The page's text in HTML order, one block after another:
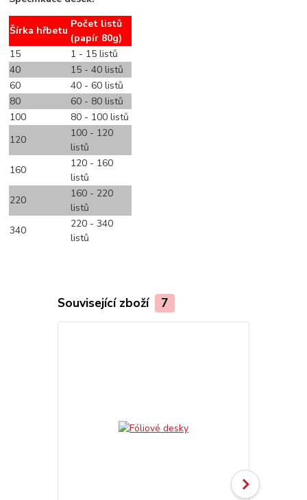
Šírka hřbetu
Počet listů
(papír 80g)
15
1 - 15 listů
40
15 - 40 listů
60
40 - 60 listů
80
60 - 80 listů
100
80 - 100 listů
120
100 - 120
listů
160
120 - 160
listů
220
160 - 220
listů
340
220 - 340
listů
Související zboží 7